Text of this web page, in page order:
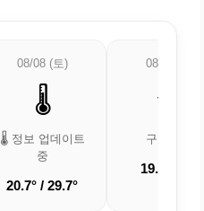
08/08 (토)
🌡️
🌡️ 정보 업데이트
중
20.7° / 29.7°
08/09 (일)
🌤️
구름 조금
19.2° / 27°